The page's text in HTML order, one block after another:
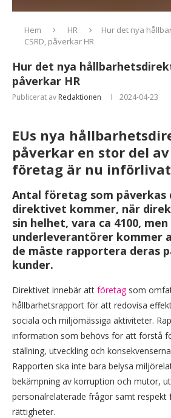
Hem HR
Hur det nya
CSRD, påverkar HR
Hur det nya
påverkar HR
Publicerat av Redaktionen 2024-04-23
EUs nya
påverkar en stor del av
företag är nu
Antal företag som påverkas
direktivet kommer, när
sin helhet, vara ca 4100,
underleverantörer kommer
de måste rapportera deras
kunder.
Direktivet innebär att företagsom
hållbarhetsrapport för att redovisa
sociala och miljömässiga aktiviteter.
information som behövs för att förstå
ställning, utveckling och
Rapporten ska inte bara belysa
bekämpning av korruption och mutor,
personalrelaterade frågor samt respekt
rättigheter.